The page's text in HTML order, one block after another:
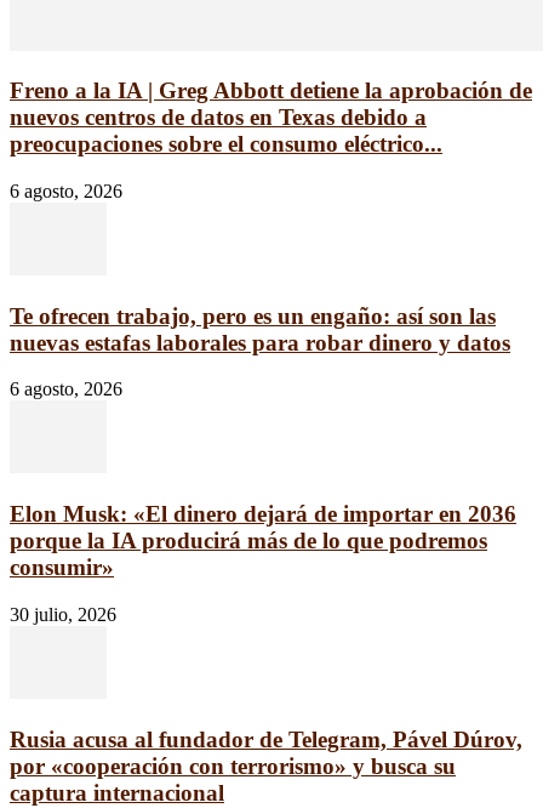
Freno a la IA | Greg Abbott detiene la aprobación de
nuevos centros de datos en Texas debido a
preocupaciones sobre el consumo eléctrico...
6 agosto, 2026
Te ofrecen trabajo, pero es un engaño: así son las
nuevas estafas laborales para robar dinero y datos
6 agosto, 2026
Elon Musk: «El dinero dejará de importar en 2036
porque la IA producirá más de lo que podremos
consumir»
30 julio, 2026
Rusia acusa al fundador de Telegram, Pável Dúrov,
por «cooperación con terrorismo» y busca su
captura internacional